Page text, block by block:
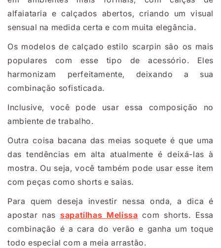
alfaiataria e calçados abertos, criando um visual
sensual na medida certa e com muita elegância.
Os modelos de calçado estilo scarpin são os mais
populares com esse tipo de acessório. Eles
harmonizam perfeitamente, deixando a sua
combinação sofisticada.
Inclusive, você pode usar essa composição no
ambiente de trabalho.
Outra coisa bacana das meias soquete é que uma
das tendências em alta atualmente é deixá-las à
mostra. Ou seja, você também pode usar esse item
com peças como shorts e saias.
Para quem deseja investir nessa onda, a dica é
apostar nassapatilhas Melissa com shorts. Essa
combinação é a cara do verão e ganha um toque
todo especial com a meia arrastão.